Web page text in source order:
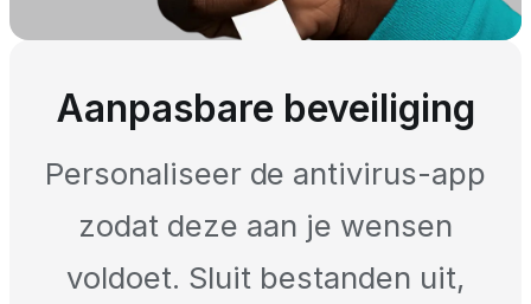
Aanpasbare beveiliging
Personaliseer de antivirus-app
zodat deze aan je wensen
voldoet. Sluit bestanden uit,